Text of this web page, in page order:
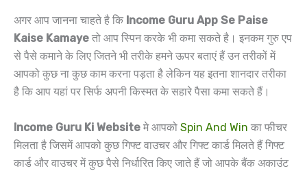
अगर आप जानना चाहते है कि Income Guru App Se Paise
Kaise Kamaye तो आप स्पिन करके भी कमा सकते है। इनकम गुरु एप
से पैसे कमाने के लिए जितने भी तरीके हमने ऊपर बताएं हैं उन तरीकों में
आपको कुछ ना कुछ काम करना पड़ता है लेकिन यह इतना शानदार तरीका
है कि आप यहां पर सिर्फ अपनी किस्मत के सहारे पैसा कमा सकते हैं।
Income Guru Ki Website मे आपको Spin And Win का फीचर
मिलता है जिसमें आपको कुछ गिफ्ट वाउचर और गिफ्ट कार्ड मिलते हैं गिफ्ट
कार्ड और वाउचर में कुछ पैसे निर्धारित किए जाते हैं जो आपके बैंक अकाउंट